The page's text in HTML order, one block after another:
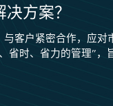
方案？
客户紧密合作，应
省时、省力的管理”，